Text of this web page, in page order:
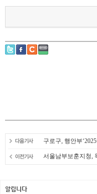
구로구, 행안부
서울남부보훈지청,